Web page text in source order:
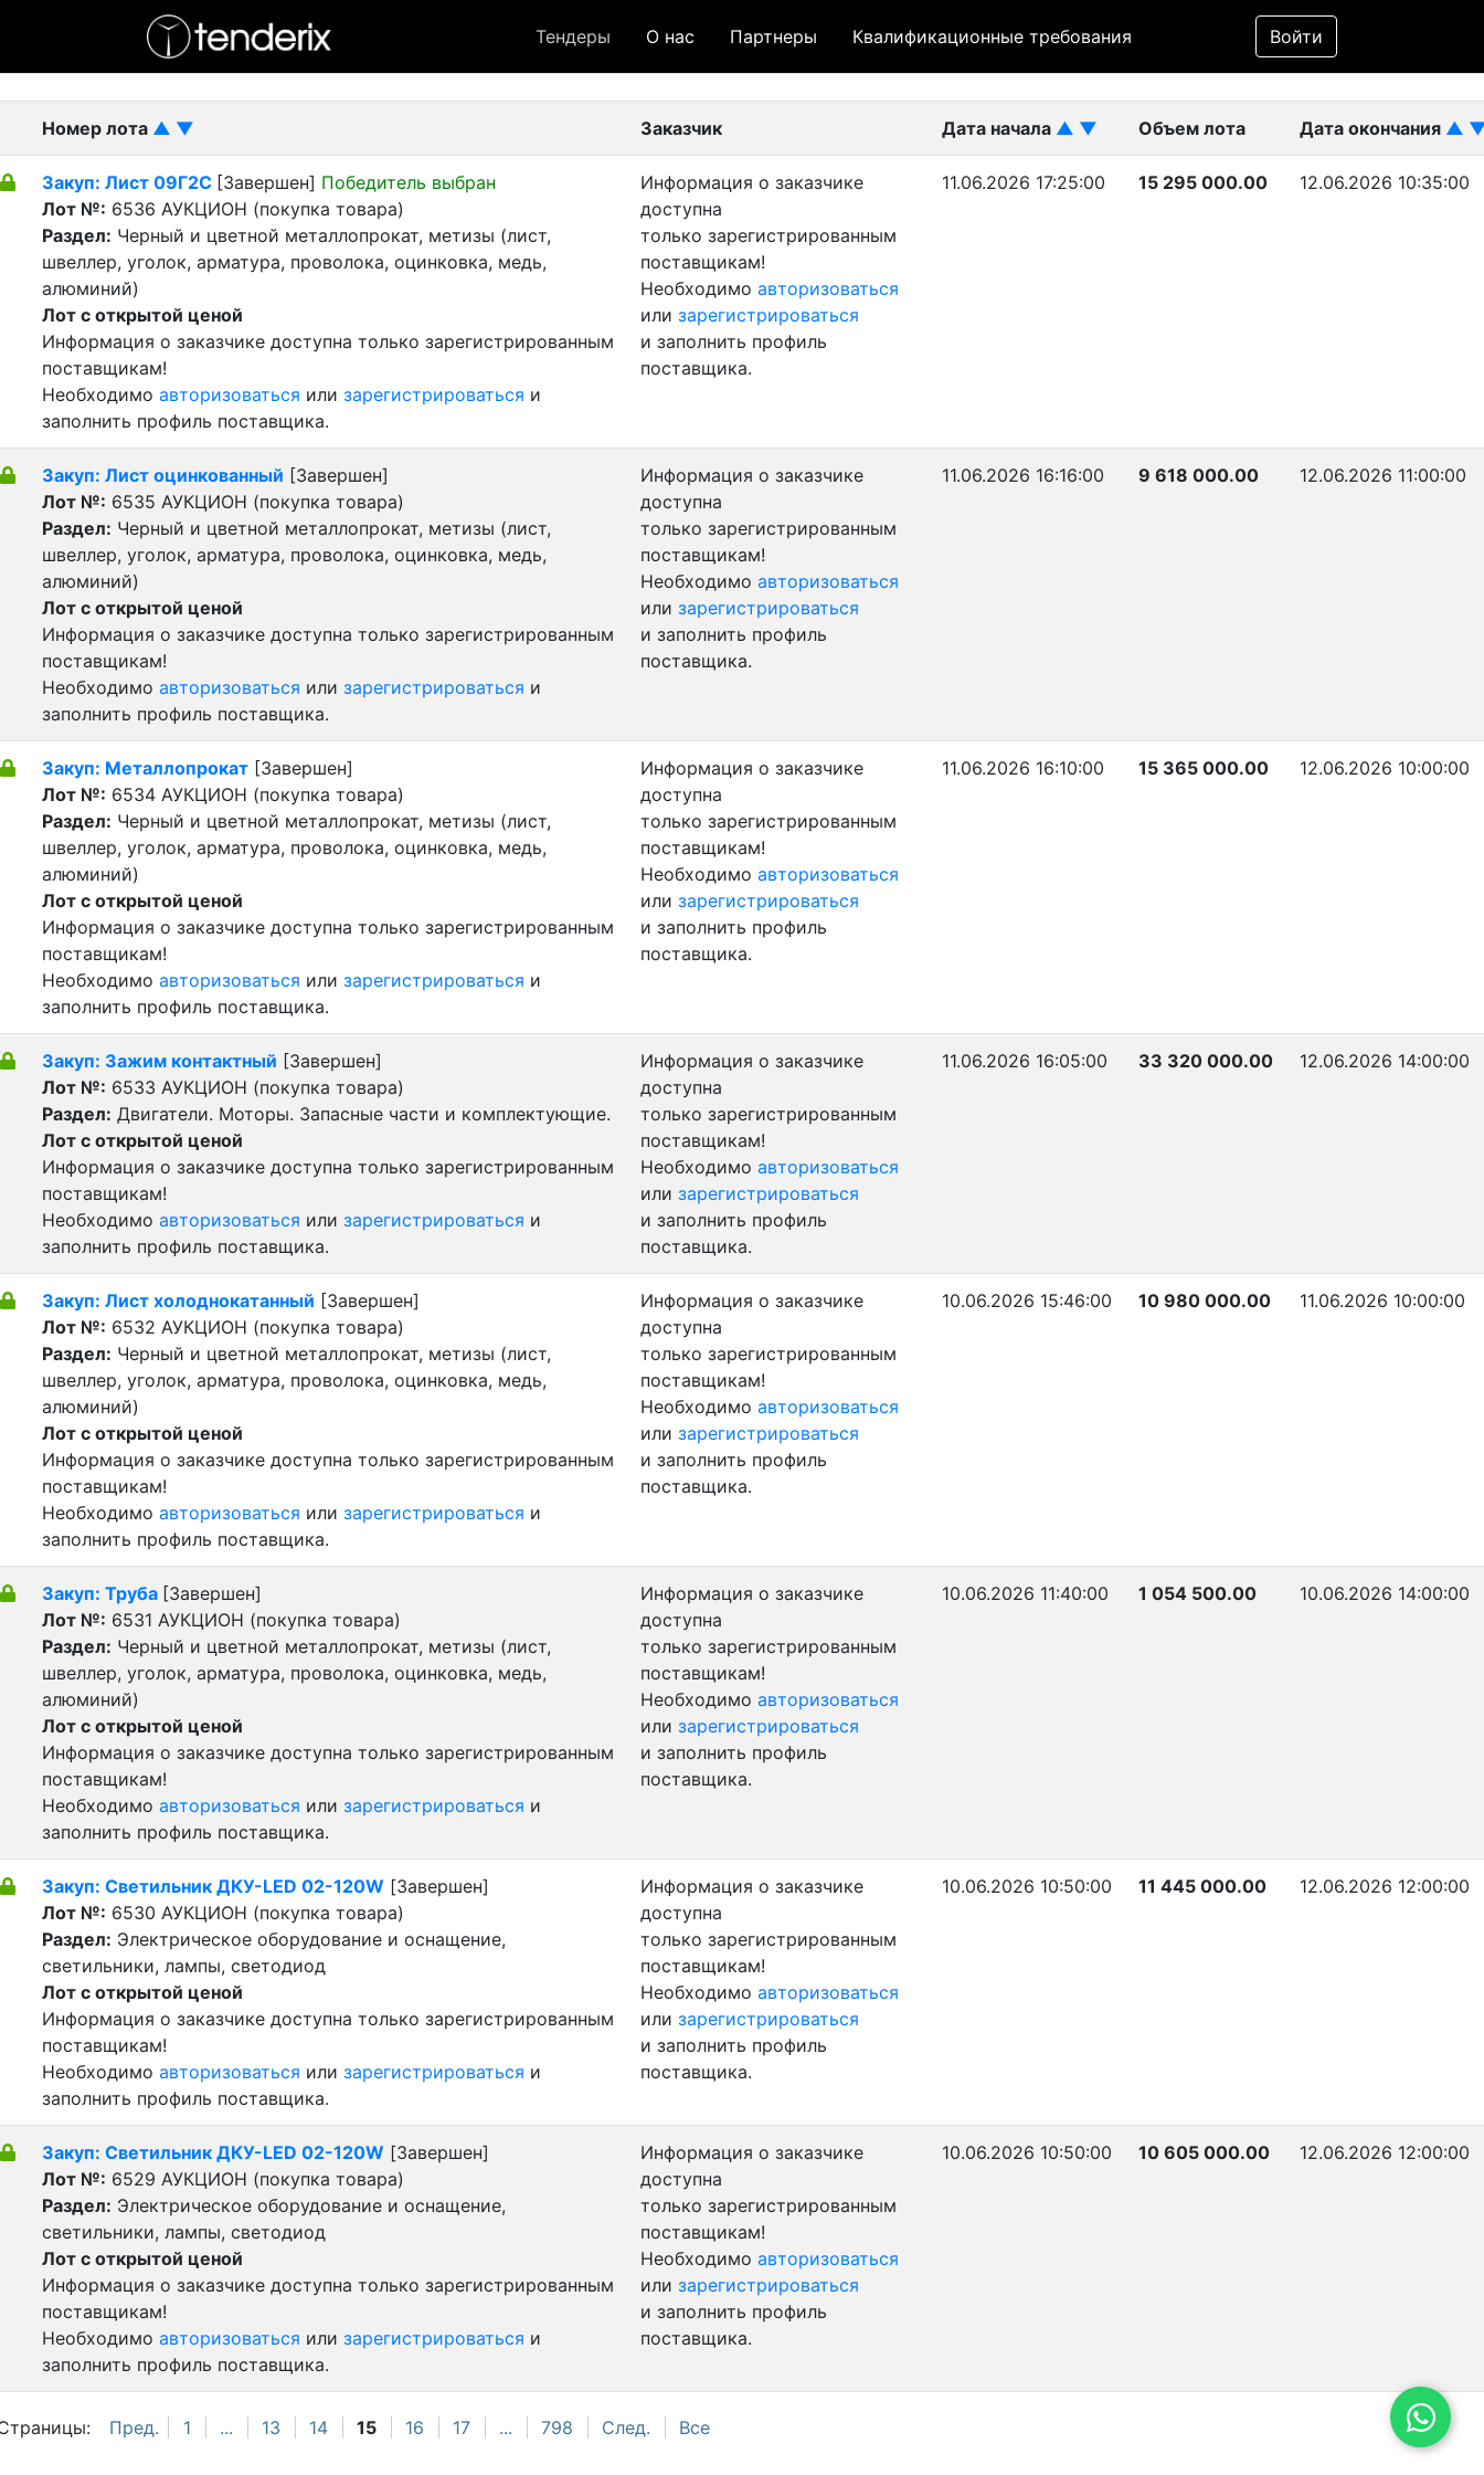
Тендеры О нас Партнеры Квалификационные требования Войти
Фильтр
- Завершенный лот
Пред. 1 ... 13 14 15 16 17 ... 798 След. Все
Номер лота ▲ ▼ Заказчик Дата начала ▲ ▼ Объем лота Дата окончания ▲
Закуп: Лист 09Г2С [Завершен] Победитель выбран
Лот №: 6536 АУКЦИОН (покупка товара)
Раздел: Черный и цветной металлопрокат, метизы (лист,
швеллер, уголок, арматура, проволока, оцинковка, медь,
алюминий)
Лот с открытой ценой
Информация о заказчике доступна только зарегистрированным
поставщикам!
Необходимо авторизоваться или зарегистрироваться и
заполнить профиль поставщика.
Информация о заказчике
доступна
только зарегистрированным
поставщикам!
Необходимо авторизоваться
или зарегистрироваться
и заполнить профиль
поставщика.
11.06.2026 17:25:00 15 295 000.00 12.06.2026 10:35:00
Закуп: Лист оцинкованный [Завершен]
Лот №: 6535 АУКЦИОН (покупка товара)
Раздел: Черный и цветной металлопрокат, метизы (лист,
швеллер, уголок, арматура, проволока, оцинковка, медь,
алюминий)
Лот с открытой ценой
Информация о заказчике доступна только зарегистрированным
поставщикам!
Необходимо авторизоваться или зарегистрироваться и
заполнить профиль поставщика.
Информация о заказчике
доступна
только зарегистрированным
поставщикам!
Необходимо авторизоваться
или зарегистрироваться
и заполнить профиль
поставщика.
11.06.2026 16:16:00 9 618 000.00 12.06.2026 11:00:00
Закуп: Металлопрокат [Завершен]
Лот №: 6534 АУКЦИОН (покупка товара)
Раздел: Черный и цветной металлопрокат, метизы (лист,
швеллер, уголок, арматура, проволока, оцинковка, медь,
алюминий)
Лот с открытой ценой
Информация о заказчике доступна только зарегистрированным
поставщикам!
Необходимо авторизоваться или зарегистрироваться и
заполнить профиль поставщика.
Информация о заказчике
доступна
только зарегистрированным
поставщикам!
Необходимо авторизоваться
или зарегистрироваться
и заполнить профиль
поставщика.
11.06.2026 16:10:00 15 365 000.00 12.06.2026 10:00:00
Закуп: Зажим контактный [Завершен]
Лот №: 6533 АУКЦИОН (покупка товара)
Раздел: Двигатели. Моторы. Запасные части и комплектующие.
Лот с открытой ценой
Информация о заказчике доступна только зарегистрированным
поставщикам!
Необходимо авторизоваться или зарегистрироваться и
заполнить профиль поставщика.
Информация о заказчике
доступна
только зарегистрированным
поставщикам!
Необходимо авторизоваться
или зарегистрироваться
и заполнить профиль
поставщика.
11.06.2026 16:05:00 33 320 000.00 12.06.2026 14:00:00
Закуп: Лист холоднокатанный [Завершен]
Лот №: 6532 АУКЦИОН (покупка товара)
Раздел: Черный и цветной металлопрокат, метизы (лист,
швеллер, уголок, арматура, проволока, оцинковка, медь,
алюминий)
Лот с открытой ценой
Информация о заказчике доступна только зарегистрированным
поставщикам!
Необходимо авторизоваться или зарегистрироваться и
заполнить профиль поставщика.
Информация о заказчике
доступна
только зарегистрированным
поставщикам!
Необходимо авторизоваться
или зарегистрироваться
и заполнить профиль
поставщика.
10.06.2026 15:46:00 10 980 000.00 11.06.2026 10:00:00
Закуп: Труба [Завершен]
Лот №: 6531 АУКЦИОН (покупка товара)
Раздел: Черный и цветной металлопрокат, метизы (лист,
швеллер, уголок, арматура, проволока, оцинковка, медь,
алюминий)
Лот с открытой ценой
Информация о заказчике доступна только зарегистрированным
поставщикам!
Необходимо авторизоваться или зарегистрироваться и
заполнить профиль поставщика.
Информация о заказчике
доступна
только зарегистрированным
поставщикам!
Необходимо авторизоваться
или зарегистрироваться
и заполнить профиль
поставщика.
10.06.2026 11:40:00 1 054 500.00 10.06.2026 14:00:00
Закуп: Светильник ДКУ-LED 02-120W [Завершен]
Лот №: 6530 АУКЦИОН (покупка товара)
Раздел: Электрическое оборудование и оснащение,
светильники, лампы, светодиод
Лот с открытой ценой
Информация о заказчике доступна только зарегистрированным
поставщикам!
Необходимо авторизоваться или зарегистрироваться и
заполнить профиль поставщика.
Информация о заказчике
доступна
только зарегистрированным
поставщикам!
Необходимо авторизоваться
или зарегистрироваться
и заполнить профиль
поставщика.
10.06.2026 10:50:00 11 445 000.00 12.06.2026 12:00:00
Закуп: Светильник ДКУ-LED 02-120W [Завершен]
Лот №: 6529 АУКЦИОН (покупка товара)
Раздел: Электрическое оборудование и оснащение,
светильники, лампы, светодиод
Лот с открытой ценой
Информация о заказчике доступна только зарегистрированным
поставщикам!
Необходимо авторизоваться или зарегистрироваться и
заполнить профиль поставщика.
Информация о заказчике
доступна
только зарегистрированным
поставщикам!
Необходимо авторизоваться
или зарегистрироваться
и заполнить профиль
поставщика.
10.06.2026 10:50:00 10 605 000.00 12.06.2026 12:00:00